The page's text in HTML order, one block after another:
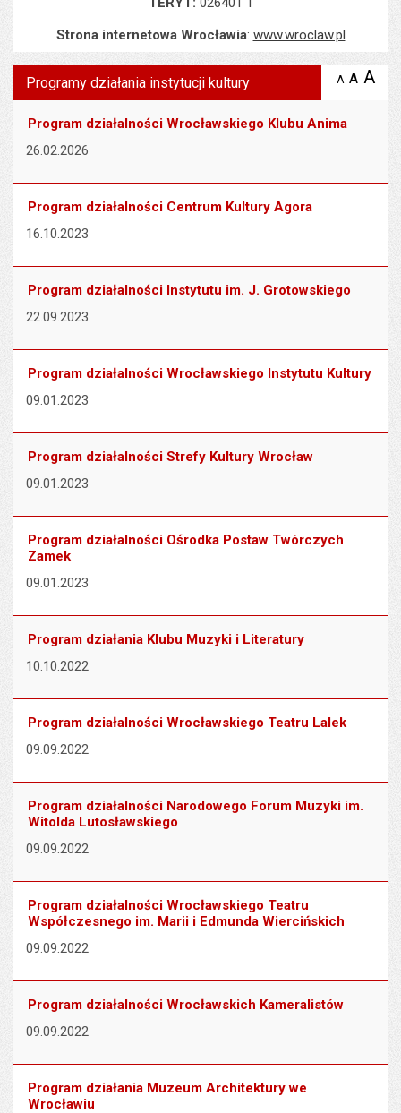
Strona internetowa Wrocławia: www.wroclaw.pl
Wyświetlono artykuł "Programy działania instytucji kultury".
Programy działania instytucji kultury A zmniejsz
A A
Program działalności Wrocławskiego Klubu Anima
26.02.2026
Program działalności Centrum Kultury Agora
16.10.2023
Program działalności Instytutu im. J. Grotowskiego
22.09.2023
Program działalności Wrocławskiego Instytutu Kultury
09.01.2023
Program działalności Strefy Kultury Wrocław
09.01.2023
Program działalności Ośrodka Postaw Twórczych
Zamek
09.01.2023
Program działania Klubu Muzyki i Literatury
10.10.2022
Program działalności Wrocławskiego Teatru Lalek
09.09.2022
Program działalności Narodowego Forum Muzyki im.
Witolda Lutosławskiego
09.09.2022
Program działalności Wrocławskiego Teatru
Współczesnego im. Marii i Edmunda Wiercińskich
09.09.2022
Program działalności Wrocławskich Kameralistów
09.09.2022
Program działania Muzeum Architektury we
Wrocławiu